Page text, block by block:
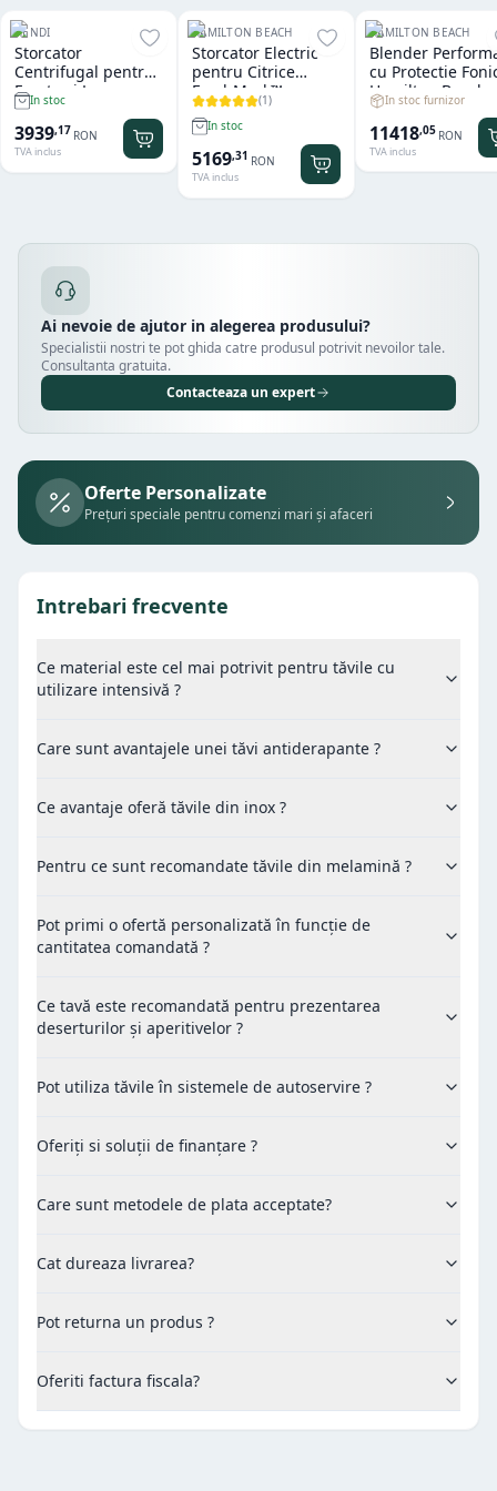
HENDI
Storcator
Centrifugal pentru
Fructe si Legume
Hendi
In stoc
3939,17 RON
TVA inclus
HAMILTON BEACH
Storcator Electric
pentru Citrice
FreshMark™
Hamilton Beach
(1)
In stoc
5169,31 RON
TVA inclus
HAMILTON BEACH
Blender
cu Protectie
Hamilton Beach
Summit® Edge
In stoc furnizor
11418,05 RON
TVA inclus
Ai nevoie de ajutor in alegerea produsului?
Specialistii nostri te pot ghida catre produsul potrivit nevoilor tale.
Consultanta gratuita.
Contacteaza un expert
Oferte Personalizate
Prețuri speciale pentru comenzi mari și afaceri
Intrebari frecvente
Ce material este cel mai potrivit pentru tăvile cu
utilizare intensivă ?
Care sunt avantajele unei tăvi antiderapante ?
Ce avantaje oferă tăvile din inox ?
Pentru ce sunt recomandate tăvile din melamină ?
Pot primi o ofertă personalizată în funcție de
cantitatea comandată ?
Ce tavă este recomandată pentru prezentarea
deserturilor și aperitivelor ?
Pot utiliza tăvile în sistemele de autoservire ?
Oferiți si soluții de finanțare ?
Care sunt metodele de plata acceptate?
Cat dureaza livrarea?
Pot returna un produs ?
Oferiti factura fiscala?